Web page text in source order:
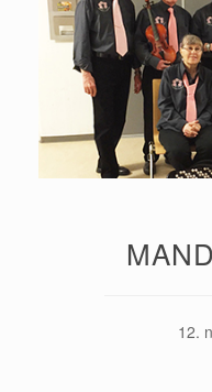
12.